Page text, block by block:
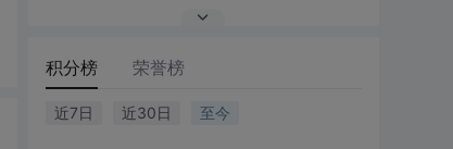
积分榜 荣誉榜
近7日 近30日 至今